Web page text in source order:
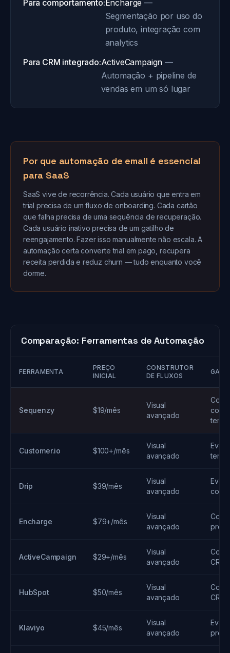
Para comportamento:Encharge —
Segmentação por uso do
produto, integração com
analytics
Para CRM integrado:ActiveCampaign —
Automação + pipeline de
vendas em um só lugar
Por que automação de email é essencial
para SaaS
SaaS vive de recorrência. Cada usuário que entra em
trial precisa de um fluxo de onboarding. Cada cartão
que falha precisa de uma sequência de recuperação.
Cada usuário inativo precisa de um gatilho de
reengajamento. Fazer isso manualmente não escala. A
automação certa converte trial em pago, recupera
receita perdida e reduz churn — tudo enquanto você
dorme.
Comparação: Ferramentas de Automação
FERRAMENTA
PREÇO
INICIAL
CONSTRUTOR
DE FLUXOS
Sequenzy $19/mês
Visual
avançado
Customer.io $100+/mês
Visual
avançado
Drip $39/mês
Visual
avançado
Encharge $79+/mês
Visual
avançado
ActiveCampaign $29+/mês
Visual
avançado
HubSpot $50/mês
Visual
avançado
Klaviyo $45/mês
Visual
avançado